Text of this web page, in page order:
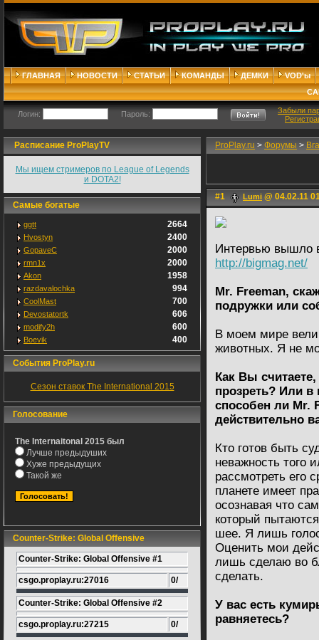
ГЛАВНАЯ НОВОСТИ СТАТЬИ КОМАНДЫ ДЕМКИ
VOD'ы
Логин: Пароль:
Забыли
Расписание ProPlayTV
Мы ищем стримеров по League of Legends
и DOTA2!
Самые богатые
ggtt 2664
Hvostyn 2400
GopaveC 2000
rmn1x 2000
Akon 1958
razdavalochka 994
CoolMast 700
Devostatortk 606
modify2h 600
Boevik 400
События ProPlay.ru
Сезон ставок The International 2015
Голосование
The Internaitonal 2015 был
Лучше предыдуших
Хуже предыдущих
Такой же
Counter-Strike: Global Offensive
Counter-Strike: Global Offensive #1
csgo.proplay.ru:27016 0/
Counter-Strike: Global Offensive #2
csgo.proplay.ru:27215 0/
ProPlay.ru > Форумы >
#1 Lumi @ 04.02.11
Интервью вышло
http://bigmag.net/
Mr. Freeman,
подружки или
В моем мире
животных. Я не
Как Вы
прозреть? Или в
способен ли Mr.
действительно
Кто готов быть
неважность того
рассмотреть его
планете имеет
осознавая что
который
шее. Я лишь
Оценить мои
лишь сделаю во
сделать.
У вас есть
равняетесь?